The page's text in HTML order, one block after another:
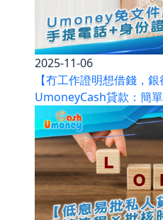
2025-11-06
【冇工作證明想借錢，
UmoneyCash貸款：簡